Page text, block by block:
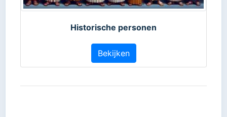
Historische personen
Bekijken